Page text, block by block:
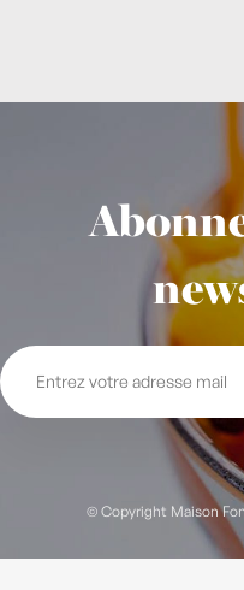
© Copyright Maison